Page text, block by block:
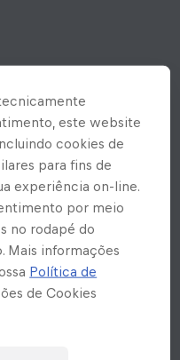
este website
cookies de
para fins de
experiência on-line.
por meio
no rodapé do
Mais informações
Política de
de Cookies